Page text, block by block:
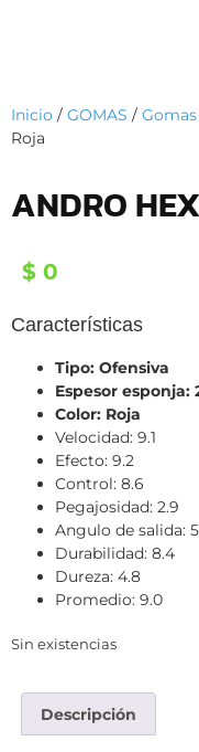
Inicio / GOMAS /
Roja
ANDRO
$ 0
Características
Tipo: Ofensiva
Espesor esponja:
Color: Roja
Velocidad: 9.1
Efecto: 9.2
Control: 8.6
Pegajosidad: 2.9
Angulo de salida:
Durabilidad: 8.4
Dureza: 4.8
Promedio: 9.0
Sin existencias
Descripción